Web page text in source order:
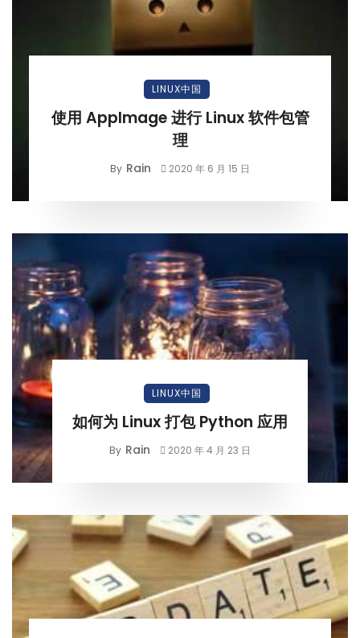
LINUX中国
使用 AppImage 进行 Linux 软件包管
理
By Rain 2020 年 6 月 15 日
LINUX中国
如何为 Linux 打包 Python 应用
By Rain 2020 年 4 月 23 日